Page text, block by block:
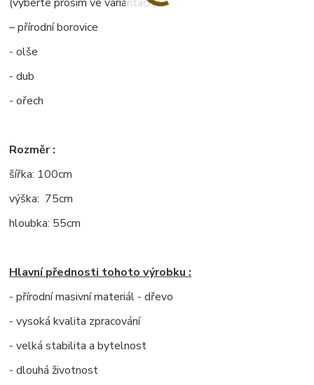
– přírodní borovice
- olše
- dub
- ořech
Rozměr :
šířka: 100cm
výška: 75cm
hloubka: 55cm
Hlavní přednosti tohoto výrobku :
- přírodní masivní materiál - dřevo
- vysoká kvalita zpracování
- velká stabilita a bytelnost
- dlouhá životnost